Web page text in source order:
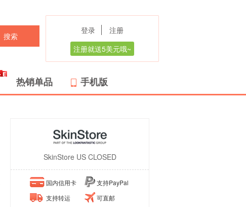
搜索
登录
注册
注册就送5美元哦~
热销单品 手机版
SkinStore US CLOSED
国内信用卡
支持PayPal
支持转运
可直邮